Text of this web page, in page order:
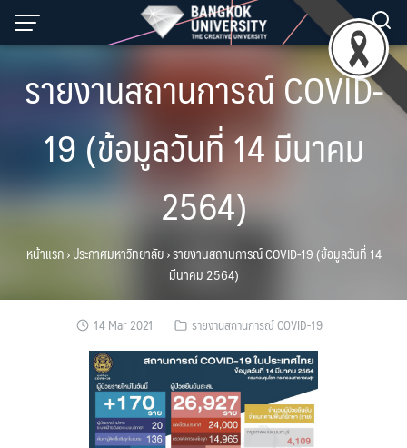
Skip
รายงานสถานการณ์ COVID-
19 (ข้อมูลวันที่ 14 มีนาคม
2564)
หน้าแรก›ประกาศมหาวิทยาลัย›รายงานสถานการณ์ COVID-19 (ข้อมูลวันที่ 14
มีนาคม 2564)
14 Mar 2021 รายงานสถานการณ์ COVID-19